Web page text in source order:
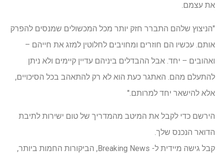
את עצמם.
"הניצוץ שלהם התברר חזק יותר מכל המכשולים שמנסים להפרק
אותם. עכשיו הם חוזרים ומחויבים לחלוטין למזג את חייהם –
ואהובים – יחד. אבל ההבדלים ביניהם עדיין קיימים ולא ניתן
להתעלם מהם. האתגר כעת הוא לא רק להתאהב בכל הסיכויים,
אלא להישאר יחד למרותם."
הירשם כדי לקבל את המיטב מהמדריך של טום ישירות לתיבת
הדואר הנכנס שלך.
קבל גישה מיידית ל- Breaking News, הביקורות החמות ביותר,